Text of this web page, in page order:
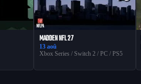
MADDEN NFL 27
13 aoû
Xbox Series / Switch 2 / PC / PS5